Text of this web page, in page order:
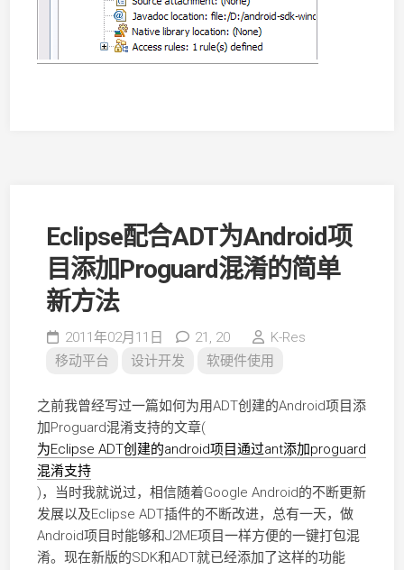
Eclipse配合ADT为Android项
目添加Proguard混淆的简单
新方法
2011年02月11日 21, 20
K-Res
移动平台
设计开发 软硬件使用
之前我曾经写过一篇如何为用ADT创建的Android项目添
加Proguard混淆支持的文章(
为Eclipse ADT创建的android项目通过ant添加proguard
混淆支持
)，当时我就说过，相信随着Google Android的不断更新
发展以及Eclipse ADT插件的不断改进，总有一天，做
Android项目时能够和J2ME项目一样方便的一键打包混
淆。现在新版的SDK和ADT就已经添加了这样的功能